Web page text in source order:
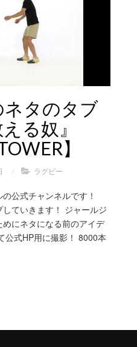
タのタブ
る奴』
】
/ ラグビー
公式チャンネルです！
ていきます！ ジャールジ
にネタになる前のアイデ
公式HP用に撮影！ 8000本